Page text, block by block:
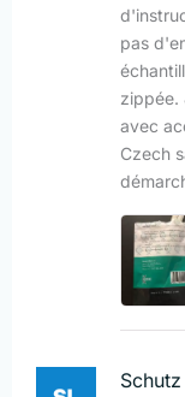
pas
zippée.
avec
Czech